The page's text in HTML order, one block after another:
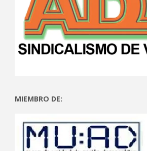
MIEMBRO DE: